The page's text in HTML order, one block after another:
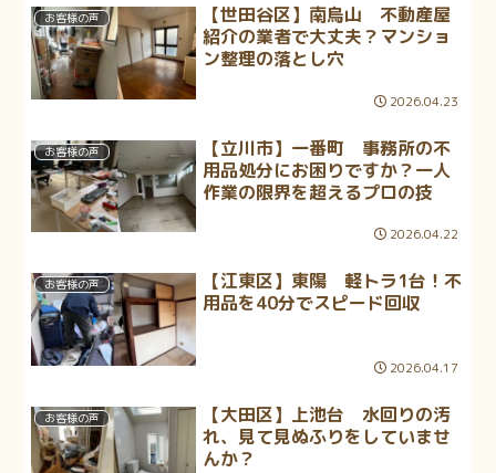
お客様の声
【世田谷区】南烏山 不動産屋
紹介の業者で大丈夫？マンショ
ン整理の落とし穴
2026.04.23
お客様の声
【立川市】一番町 事務所の不
用品処分にお困りですか？一人
作業の限界を超えるプロの技
2026.04.22
お客様の声
【江東区】東陽 軽トラ1台！不
用品を40分でスピード回収
2026.04.17
お客様の声
【大田区】上池台 水回りの汚
れ、見て見ぬふりをしていませ
んか？